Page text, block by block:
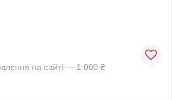
на сайті — 1 000 ₴